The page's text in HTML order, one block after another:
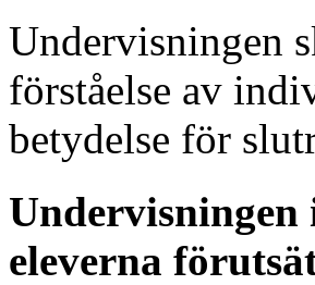
Undervisningen
förståelse av
betydelse för
eleverna